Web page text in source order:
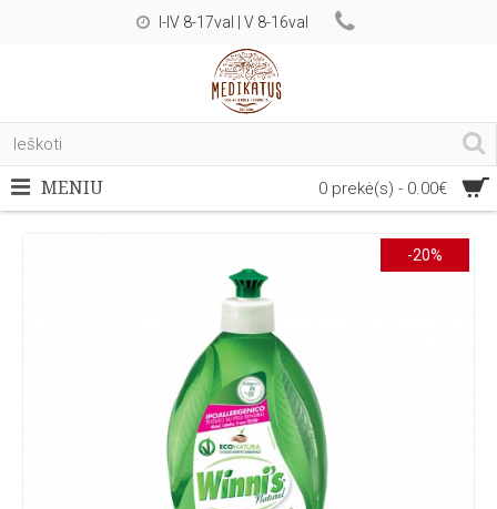
I-IV 8-17val | V 8-16val
0 prekė(s) - 0.00€
MENIU
-20%